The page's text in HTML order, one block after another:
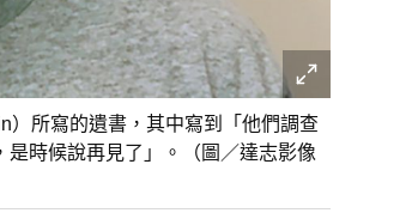
）所寫的遺書，其中寫到「他們調查
時候說再見了」。（圖／達志影像